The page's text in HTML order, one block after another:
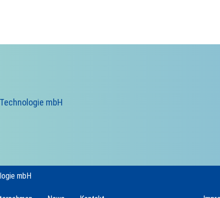
mbH
mbH